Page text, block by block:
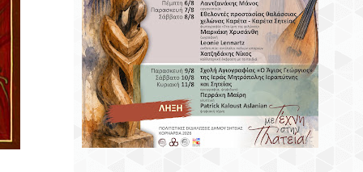
Δημοτικού Κήπου Χανίων
Η Μεσσήνη Η Τρίτη Μεγαλύτερη Πόλη Στη
Σικελία
Ο Σκορπιός Το Νησί Του Αριστοτέλη
Ωνάση